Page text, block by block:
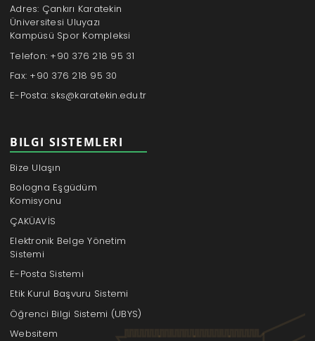
Adres: Çankırı Karatekin
Üniversitesi Uluyazı
Kampüsü Spor Kompleksi
Telefon: +90 376 218 95 31
Fax: +90 376 218 95 30
E-Posta: sks@karatekin.edu.tr
BILGI SISTEMLERI
Bize Ulaşın
Bologna Eşgüdüm
Komisyonu
ÇAKÜAVİS
Elektronik Belge Yönetim
Sistemi
E-Posta Sistemi
Etik Kurul Başvuru Sistemi
Öğrenci Bilgi Sistemi (UBYS)
Websitem